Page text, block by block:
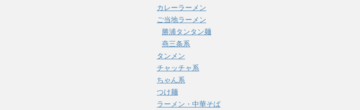
カレーラーメン
ご当地ラーメン
勝浦タンタン麺
燕三条系
タンメン
チャッチャ系
ちゃん系
つけ麺
ラーメン・中華そば